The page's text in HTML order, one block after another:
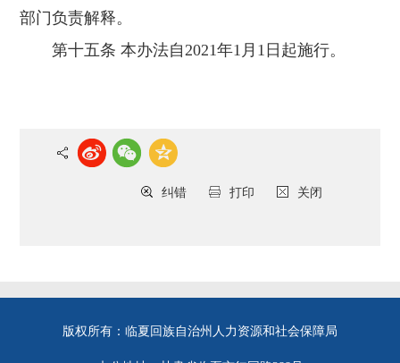
部门负责解释。
第十五条 本办法自2021年1月1日起施行。
关闭
打印
纠错
版权所有：临夏回族自治州人力资源和社会保障局